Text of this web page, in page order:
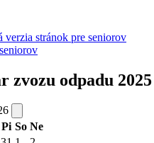
verzia stránok pre seniorov
zvozu odpadu 2025
Pi So Ne